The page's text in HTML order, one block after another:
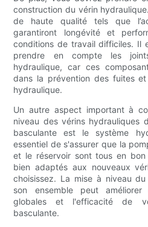
construction du vérin
de haute qualité tels que
garantiront longévité et
conditions de travail difficiles. Il
prendre en compte les
hydraulique, car ces
dans la prévention des fuites
hydraulique.
Un autre aspect important à
niveau des vérins hydrauliques
basculante est le système
essentiel de s'assurer que la
et le réservoir sont tous en
bien adaptés aux nouveaux
choisissez. La mise à niveau
son ensemble peut améliorer
globales et l'efficacité de
basculante.